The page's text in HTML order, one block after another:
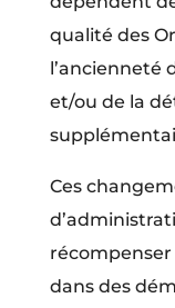
qualité des
l’ancienneté
et/ou de la
Ces
récompenser
dans des